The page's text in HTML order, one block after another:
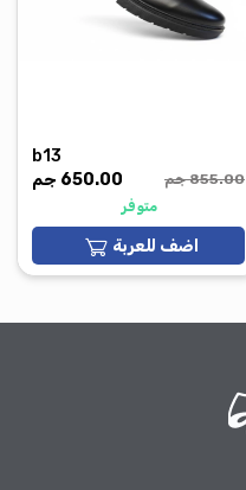
b13
855.00 جم 650.00 جم
اضف للعربة